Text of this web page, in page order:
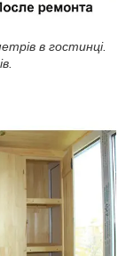
в гостинці.